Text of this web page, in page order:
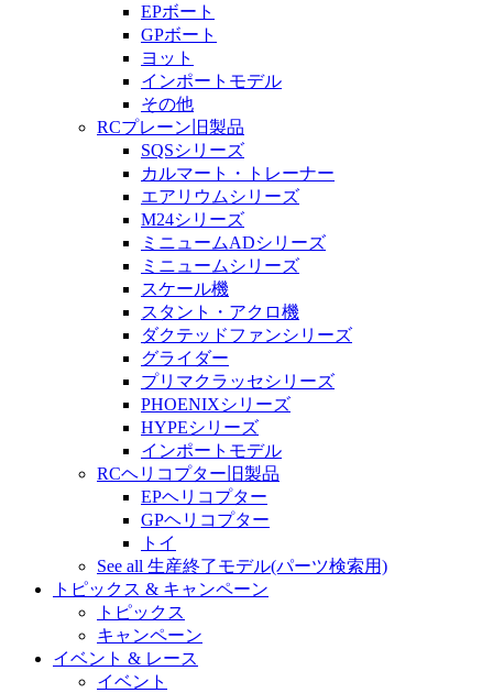
EPボート
GPボート
ヨット
インポートモデル
その他
RCプレーン旧製品
SQSシリーズ
カルマート・トレーナー
エアリウムシリーズ
M24シリーズ
ミニュームADシリーズ
ミニュームシリーズ
スケール機
スタント・アクロ機
ダクテッドファンシリーズ
グライダー
プリマクラッセシリーズ
PHOENIXシリーズ
HYPEシリーズ
インポートモデル
RCヘリコプター旧製品
EPヘリコプター
GPヘリコプター
トイ
See all 生産終了モデル(パーツ検索用)
トピックス & キャンペーン
トピックス
キャンペーン
イベント & レース
イベント